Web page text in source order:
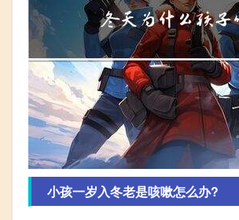
小孩一岁入冬老是咳嗽怎么办?